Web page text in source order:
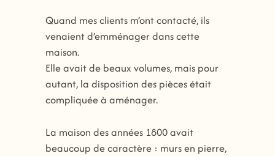
Quand mes clients m’ont contacté, ils
venaient d’emménager dans cette
maison.
Elle avait de beaux volumes, mais pour
autant, la disposition des pièces était
compliquée à aménager.
La maison des années 1800 avait
beaucoup de caractère : murs en pierre,